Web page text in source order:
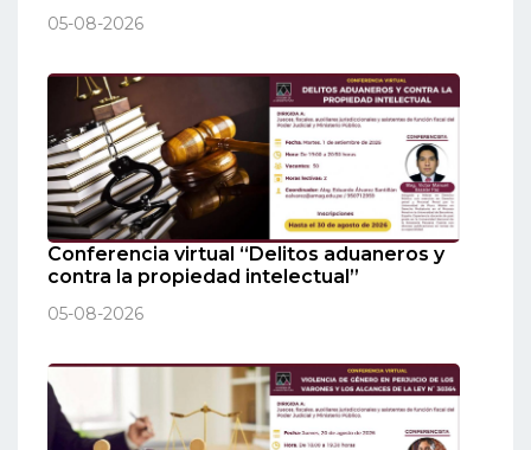
05-08-2026
Conferencia virtual “Delitos aduaneros y
contra la propiedad intelectual”
05-08-2026